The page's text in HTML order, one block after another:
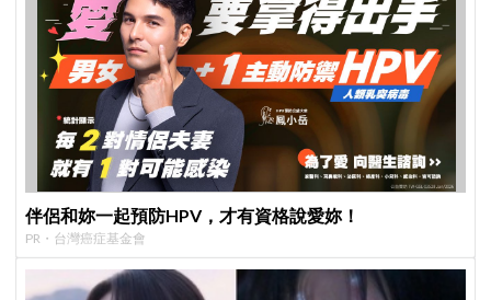
伴侶和妳一起預防HPV，才有資格說愛妳！
PR・台灣癌症基金會